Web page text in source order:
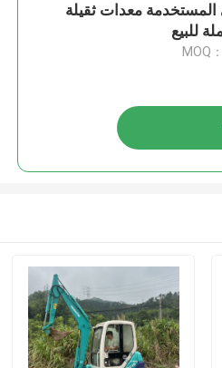
المستخدمة معدات ثقيلة
للبيع
MOQ